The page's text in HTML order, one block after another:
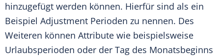
hinzugefügt werden können. Hierfür sind als ein
Beispiel Adjustment Perioden zu nennen. Des
Weiteren können Attribute wie beispielsweise
Urlaubsperioden oder der Tag des Monatsbeginns